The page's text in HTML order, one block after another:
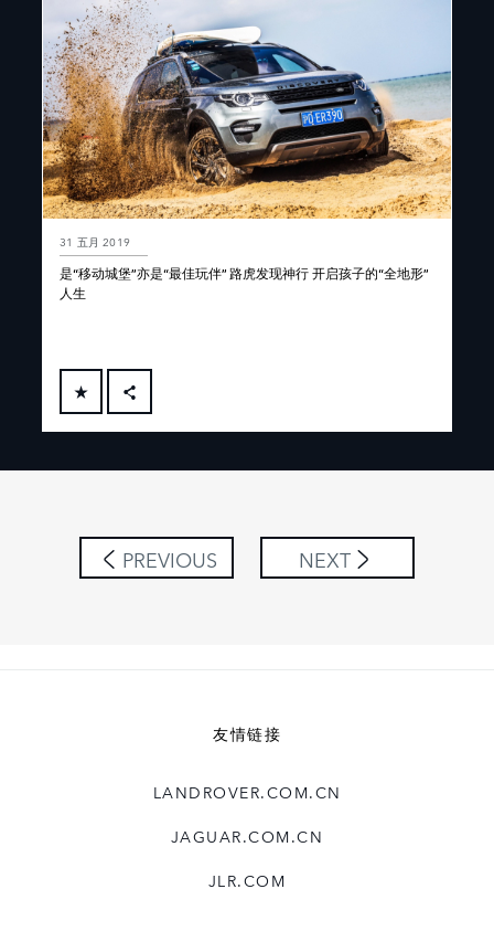
31 五月 2019
是“移动城堡”亦是“最佳玩伴” 路虎发现神行 开启孩子的“全地形”
人生
FACEBOOK
SHARE
PREVIOUS NEXT
友情链接
LANDROVER.COM.CN
JAGUAR.COM.CN
JLR.COM